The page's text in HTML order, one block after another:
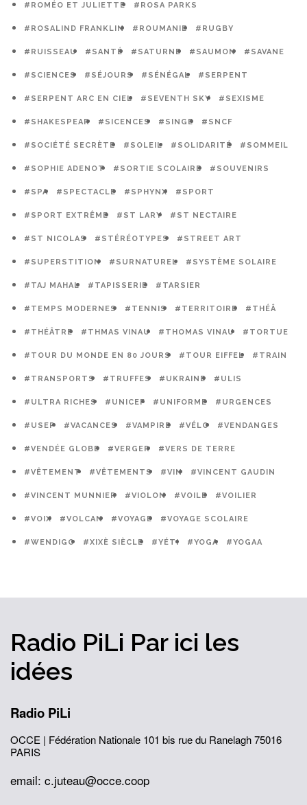
#ROMÉO ET JULIETTE #ROSA PARKS
#ROSALIND FRANKLIN #ROUMANIE #RUGBY
#RUISSEAU #SANTÉ #SATURNE #SAUMON #SAVANE
#SCIENCES #SÉJOURS #SÉNÉGAL #SERPENT
#SERPENT ARC EN CIEL #SEVENTH SKY #SEXISME
#SHAKESPEAR #SICENCES #SINGE #SNCF
#SOCIÉTÉ SECRÈTE #SOLEIL #SOLIDARITÉ #SOMMEIL
#SOPHIE ADENOT #SORTIE SCOLAIRE #SOUVENIRS
#SPA #SPECTACLE #SPHYNX #SPORT
#SPORT EXTRÊME #ST LARY #ST NECTAIRE
#ST NICOLAS #STÉRÉOTYPES #STREET ART
#SUPERSTITION #SURNATUREL #SYSTÈME SOLAIRE
#TAJ MAHAL #TAPISSERIE #TARSIER
#TEMPS MODERNES #TENNIS #TERRITOIRE #THÉÂ
#THÉÂTRE #THMAS VINAU #THOMAS VINAU #TORTUE
#TOUR DU MONDE EN 80 JOURS #TOUR EIFFEL #TRAIN
#TRANSPORTS #TRUFFES #UKRAINE #ULIS
#ULTRA RICHES #UNICEF #UNIFORME #URGENCES
#USEP #VACANCES #VAMPIRE #VÉLO #VENDANGES
#VENDÉE GLOBE #VERGER #VERS DE TERRE
#VÊTEMENT #VÊTEMENTS #VIN #VINCENT GAUDIN
#VINCENT MUNNIER #VIOLON #VOILE #VOILIER
#VOIX #VOLCAN #VOYAGE #VOYAGE SCOLAIRE
#WENDIGO #XIXÈ SIÈCLE #YÉTI #YOGA #YOGAA
Radio PiLi Par ici les
idées
Radio PiLi
OCCE | Fédération Nationale 101 bis rue du Ranelagh75016
PARIS
email: c.juteau@occe.coop